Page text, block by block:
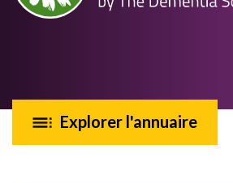
Explorer l'annuaire